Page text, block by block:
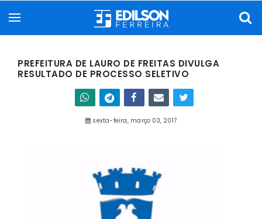
PREFEITURA DE LAURO DE FREITAS DIVULGA
RESULTADO DE PROCESSO SELETIVO
sexta-feira, março 03, 2017